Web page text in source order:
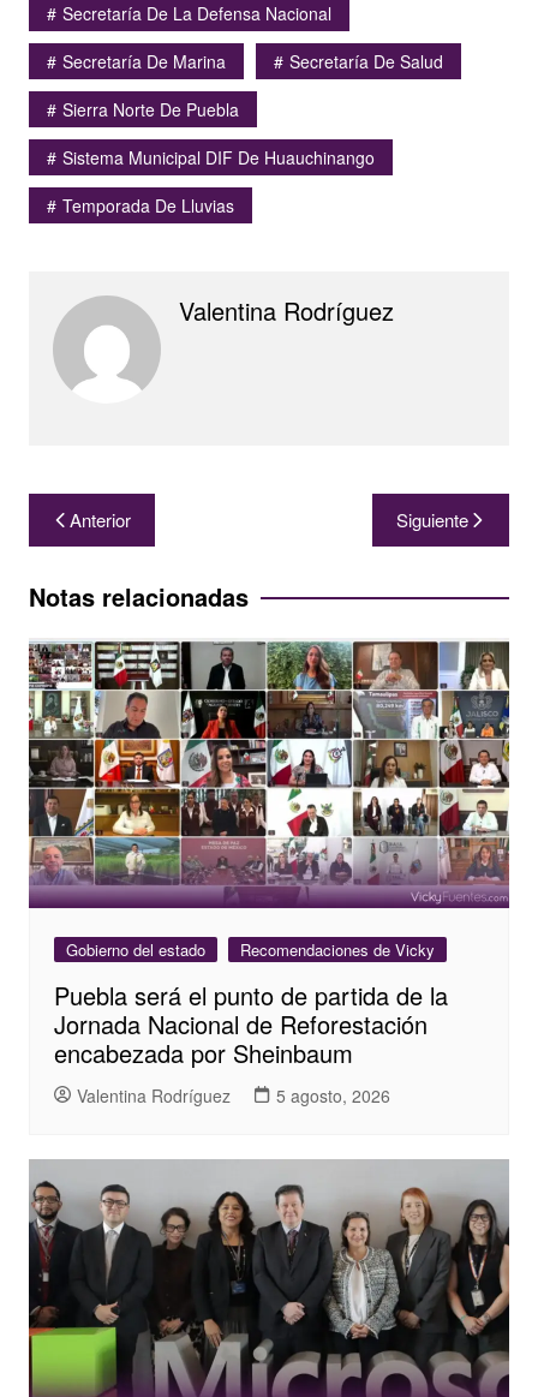
Secretaría De La Defensa Nacional
Secretaría De Marina
Secretaría De Salud
Sierra Norte De Puebla
Sistema Municipal DIF De Huauchinango
Temporada De Lluvias
Valentina Rodríguez
Navegación
de
entradas
Anterior Siguiente
Notas relacionadas
Gobierno del estado Recomendaciones de Vicky
Puebla será el punto de partida de la
Jornada Nacional de Reforestación
encabezada por Sheinbaum
Valentina Rodríguez 5 agosto, 2026